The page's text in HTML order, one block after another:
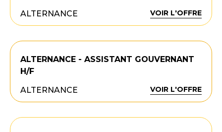
ALTERNANCE
VOIR L'OFFRE
ALTERNANCE - ASSISTANT GOUVERNANT
H/F
ALTERNANCE
VOIR L'OFFRE